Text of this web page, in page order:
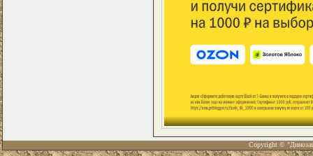
Copyright ©